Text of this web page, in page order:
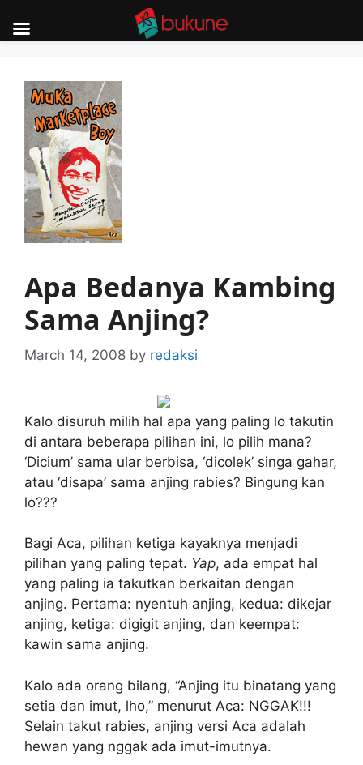
content
Apa Bedanya Kambing
Sama Anjing?
March 14, 2008 by redaksi
Kalo disuruh milih hal apa yang paling lo takutin
di antara beberapa pilihan ini, lo pilih mana?
‘Dicium’ sama ular berbisa, ‘dicolek’ singa gahar,
atau ‘disapa’ sama anjing rabies? Bingung kan
lo???
Bagi Aca, pilihan ketiga kayaknya menjadi
pilihan yang paling tepat. Yap, ada empat hal
yang paling ia takutkan berkaitan dengan
anjing. Pertama: nyentuh anjing, kedua: dikejar
anjing, ketiga: digigit anjing, dan keempat:
kawin sama anjing.
Kalo ada orang bilang, “Anjing itu binatang yang
setia dan imut, lho,” menurut Aca: NGGAK!!!
Selain takut rabies, anjing versi Aca adalah
hewan yang nggak ada imut-imutnya.